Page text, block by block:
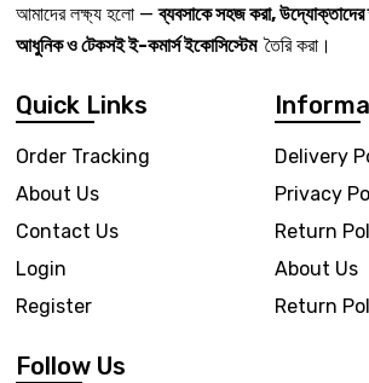
আমাদের লক্ষ্য হলো —ব্যবসাকে সহজ করা, উদ্যোক্তাদের
আধুনিক ও টেকসই ই-কমার্স ইকোসিস্টেম তৈরি করা।
Quick Links
Order Tracking
About Us
Contact Us
Login
Register
Delivery
Privacy
Return
About Us
Return
Follow Us